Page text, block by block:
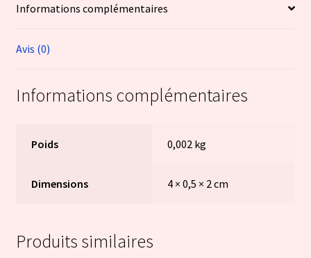
Informations complémentaires
Avis (0)
Informations complémentaires
Poids 0,002 kg
Dimensions 4 × 0,5 × 2 cm
Produits similaires